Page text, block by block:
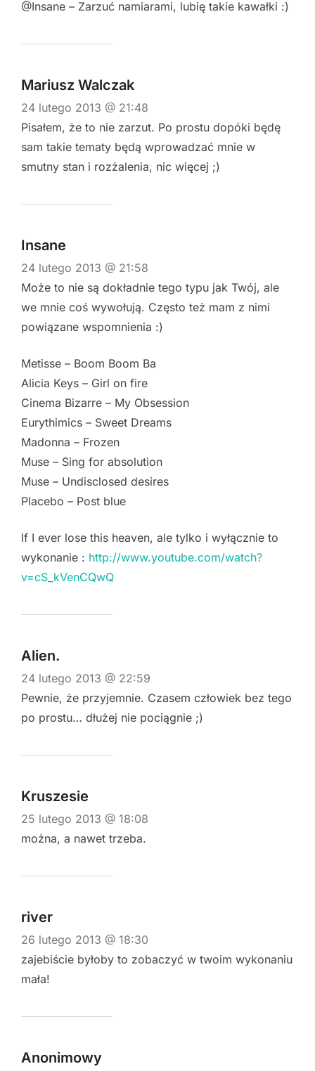
@Insane – Zarzuć namiarami, lubię takie kawałki :)
Mariusz Walczak
24 lutego 2013 @ 21:48
Pisałem, że to nie zarzut. Po prostu dopóki będę
sam takie tematy będą wprowadzać mnie w
smutny stan i rozżalenia, nic więcej ;)
Insane
24 lutego 2013 @ 21:58
Może to nie są dokładnie tego typu jak Twój, ale
we mnie coś wywołują. Często też mam z nimi
powiązane wspomnienia :)
Metisse – Boom Boom Ba
Alicia Keys – Girl on fire
Cinema Bizarre – My Obsession
Eurythimics – Sweet Dreams
Madonna – Frozen
Muse – Sing for absolution
Muse – Undisclosed desires
Placebo – Post blue
If I ever lose this heaven, ale tylko i wyłącznie to
wykonanie : http://www.youtube.com/watch?
v=cS_kVenCQwQ
Alien.
24 lutego 2013 @ 22:59
Pewnie, że przyjemnie. Czasem człowiek bez tego
po prostu… dłużej nie pociągnie ;)
Kruszesie
25 lutego 2013 @ 18:08
można, a nawet trzeba.
river
26 lutego 2013 @ 18:30
zajebiście byłoby to zobaczyć w twoim wykonaniu
mała!
Anonimowy